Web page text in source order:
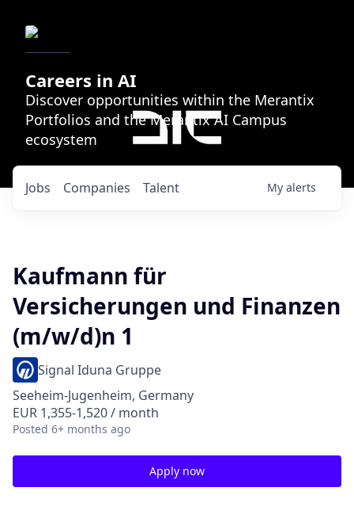
Careers in AI
Discover opportunities within the Merantix
Portfolios and the Merantix AI Campus
ecosystem
Jobs Companies Talent My alerts
Kaufmann für
Versicherungen und Finanzen
(m/w/d)n 1
Signal Iduna Gruppe
Seeheim-Jugenheim, Germany
EUR 1,355-1,520 / month
Posted 6+ months ago
Apply now